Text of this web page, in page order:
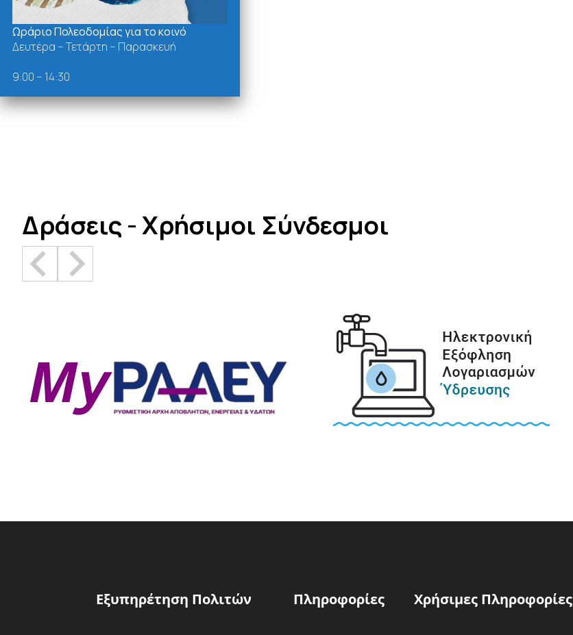
Δράσεις - Χρήσιμοι Σύνδεσμοι
Εξυπηρέτηση Πολιτών Πληροφορίες Χρήσιμες Πληροφορίες
Ωράριο Πολεοδομίας για το κοινό
Δευτέρα – Τετάρτη – Παρασκευή
9:00 – 14:30